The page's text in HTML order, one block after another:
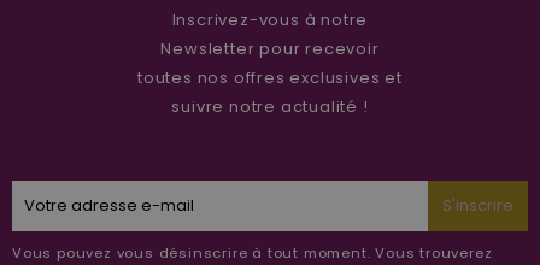
Inscrivez-vous à notre
Newsletter pour recevoir
toutes nos offres exclusives et
suivre notre actualité !
S'inscrire
Vous pouvez vous désinscrire à tout moment. Vous trouverez